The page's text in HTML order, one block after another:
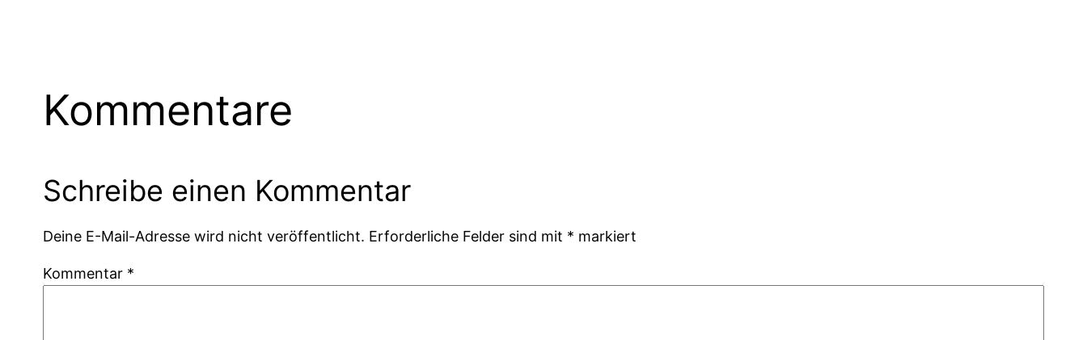
Kommentare
Schreibe einen Kommentar
Deine E-Mail-Adresse wird nicht veröffentlicht. Erforderliche Felder sind mit * markiert
Kommentar *